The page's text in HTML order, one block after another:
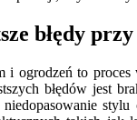
błędy
i ogrodzeń to
błędów jest